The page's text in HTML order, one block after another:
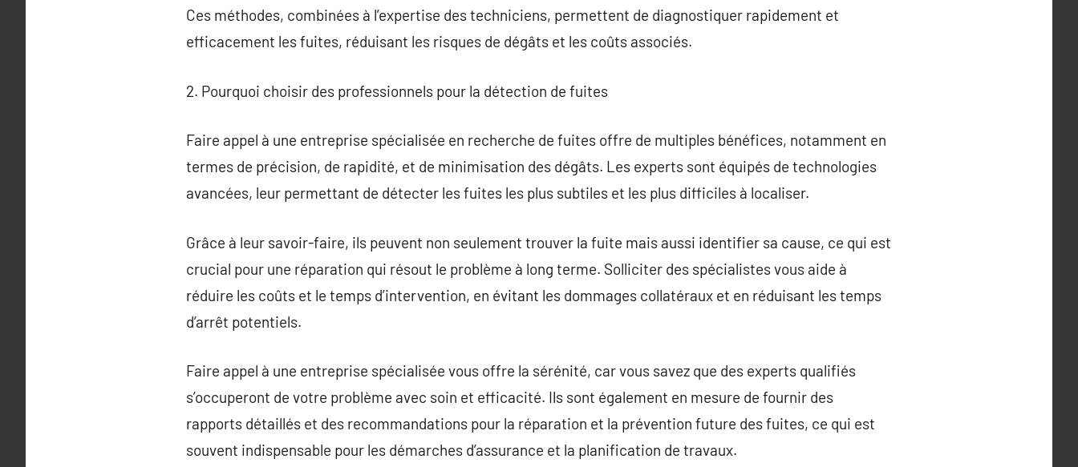
Ces méthodes, combinées à l’expertise des techniciens, permettent de diagnostiquer rapidement et
efficacement les fuites, réduisant les risques de dégâts et les coûts associés.
2. Pourquoi choisir des professionnels pour la détection de fuites
Faire appel à une entreprise spécialisée en recherche de fuites offre de multiples bénéfices, notamment en
termes de précision, de rapidité, et de minimisation des dégâts. Les experts sont équipés de technologies
avancées, leur permettant de détecter les fuites les plus subtiles et les plus difficiles à localiser.
Grâce à leur savoir-faire, ils peuvent non seulement trouver la fuite mais aussi identifier sa cause, ce qui est
crucial pour une réparation qui résout le problème à long terme. Solliciter des spécialistes vous aide à
réduire les coûts et le temps d’intervention, en évitant les dommages collatéraux et en réduisant les temps
d’arrêt potentiels.
Faire appel à une entreprise spécialisée vous offre la sérénité, car vous savez que des experts qualifiés
s’occuperont de votre problème avec soin et efficacité. Ils sont également en mesure de fournir des
rapports détaillés et des recommandations pour la réparation et la prévention future des fuites, ce qui est
souvent indispensable pour les démarches d’assurance et la planification de travaux.